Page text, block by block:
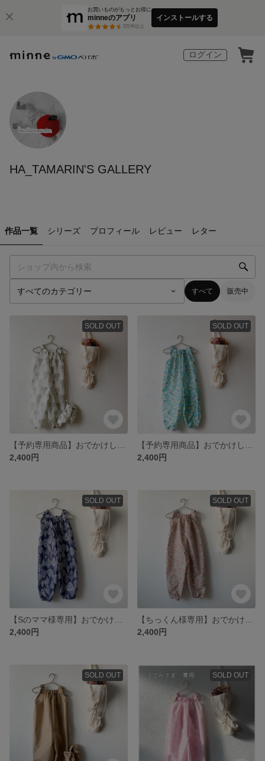
お買いものがもっとお得に
minneのアプリ
3万件以上
インストールする
ログイン
HA_TAMARIN'S GALLERY
作品一覧 シリーズ プロフィール レビュー レター
すべて 販売中
SOLD OUT
2,400円
SOLD OUT
2,400円
SOLD OUT
2,400円
SOLD OUT
2,400円
SOLD OUT SOLD OUT